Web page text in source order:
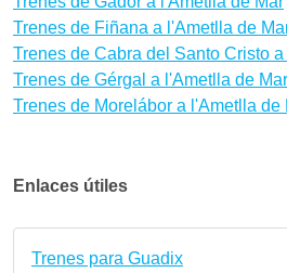
Trenes de Fiñana a l'Ametlla de
Trenes de Cabra del Santo Cristo
Trenes de Gérgal a l'Ametlla de Mar
Trenes de Morelábor a l'Ametlla de
Enlaces útiles
Trenes para Guadix